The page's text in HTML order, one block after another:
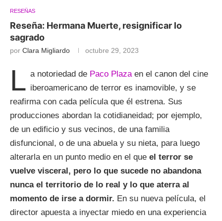
RESEÑAS
Reseña: Hermana Muerte, resignificar lo
sagrado
por Clara Migliardo octubre 29, 2023
L a notoriedad de Paco Plazaen el canon del cine
iberoamericano de terror es inamovible, y se
reafirma con cada película que él estrena. Sus
producciones abordan la cotidianeidad; por ejemplo,
de un edificio y sus vecinos, de una familia
disfuncional, o de una abuela y su nieta, para luego
alterarla en un punto medio en el que el terror se
vuelve visceral, pero lo que sucede no abandona
nunca el territorio de lo real y lo que aterra al
momento de irse a dormir. En su nueva película, el
director apuesta a inyectar miedo en una experiencia